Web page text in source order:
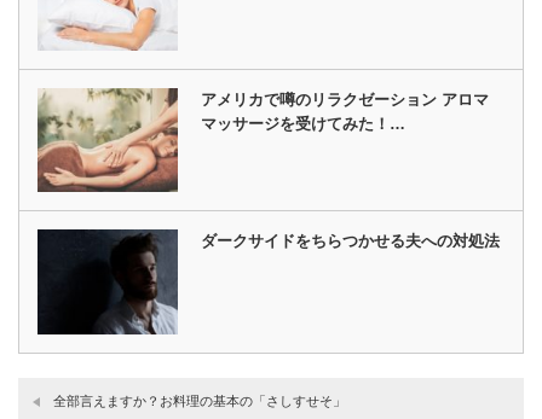
アメリカで噂のリラクゼーション アロマ
マッサージを受けてみた！…
ダークサイドをちらつかせる夫への対処法
全部言えますか？お料理の基本の「さしすせそ」